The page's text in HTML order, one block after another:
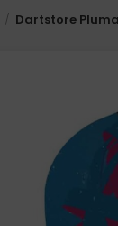
Dartstore